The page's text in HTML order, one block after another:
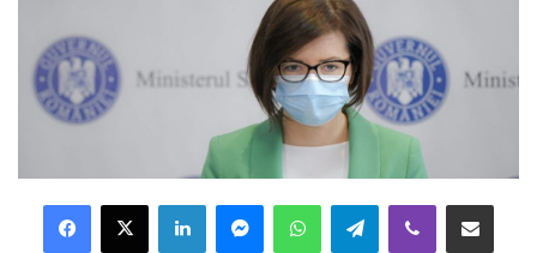
Facebook
X LinkedInMessengerWhatsAppTelegramViber Distribuie prin mail